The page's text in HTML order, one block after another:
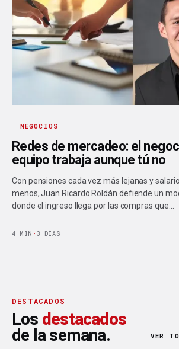
NEGOCIOS
Redes de mercadeo: el
equipo trabaja aunque tú no
Con pensiones cada vez más lejanas y
menos, Juan Ricardo Roldán defiende un
donde el ingreso llega por las compras que…
4 MIN · 3 DÍAS
DESTACADOS
Los destacados
de la semana.
VER